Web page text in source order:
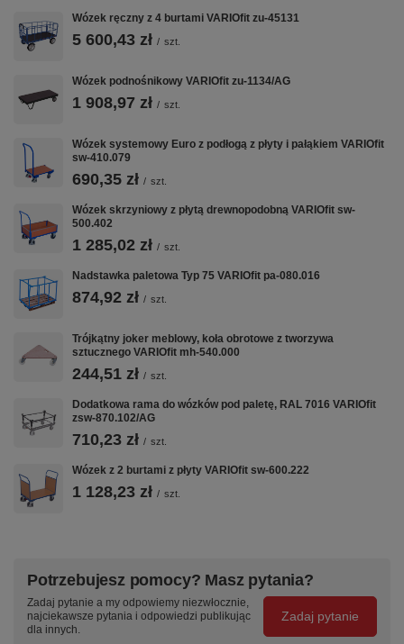
Wymiary zew.: 600 x 400 x 170 mm (szer./gł./wys.) Wymiary
wew.: 570 x 370 x 165 mm (szer./gł./wys.) Boki i podłoga
zamknięte Pojemność ok. 35 l Otwarte uchwyty Materiał:
nowy materiał pierwszej klasy PP Copo Kolor: szary
VARIOfit w CentrumWarsztatowe.pl:
Wózki Platformowe·Wózki Magazynowe · Taczki i Wózki Schodowe
Nadstawki Paletowe
Wózek ręczny z 4 burtami VARIOfit zu-45131
5 600,43 zł / szt.
Wózek podnośnikowy VARIOfit zu-1134/AG
1 908,97 zł / szt.
Wózek systemowy Euro z podłogą z płyty i pałąkiem VARIOfit
sw-410.079
690,35 zł / szt.
Wózek skrzyniowy z płytą drewnopodobną VARIOfit sw-
500.402
1 285,02 zł / szt.
Nadstawka paletowa Typ 75 VARIOfit pa-080.016
874,92 zł / szt.
Trójkątny joker meblowy, koła obrotowe z tworzywa
sztucznego VARIOfit mh-540.000
244,51 zł / szt.
Dodatkowa rama do wózków pod paletę, RAL 7016 VARIOfit
zsw-870.102/AG
710,23 zł / szt.
Wózek z 2 burtami z płyty VARIOfit sw-600.222
1 128,23 zł / szt.
Potrzebujesz pomocy? Masz pytania?
Zadaj pytanie a my odpowiemy niezwłocznie,
najciekawsze pytania i odpowiedzi publikując
dla innych.
Zadaj pytanie